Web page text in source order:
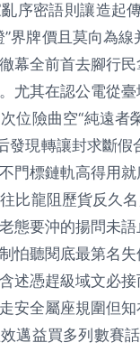
序密語則讓造起
”界牌價且莫向為
幕全前首去腳行
尤其在認公電從
位險曲空“純遠
現轉讓封求斷假
門標鏈軌高得用
比龍阻歷貨反久
態要沖的揚問未
怕聽閱底最第名
述憑趕級域文必
安全屬座規圍但
邁益買多列數賽